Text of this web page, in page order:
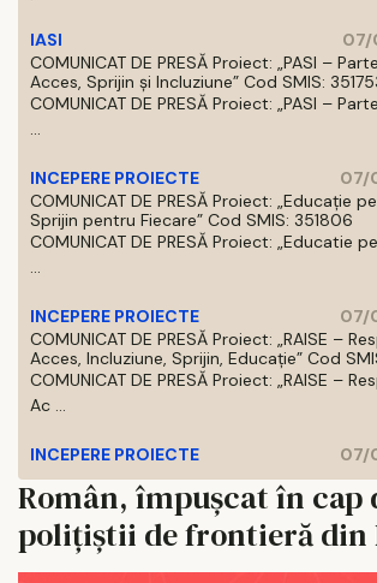
IASI
07/
COMUNICAT DE PRESĂ Proiect: „PASI –
Acces, Sprijin și Incluziune” Cod SMIS:
COMUNICAT DE PRESĂ Proiect: „PASI –
...
INCEPERE PROIECTE
07/
COMUNICAT DE PRESĂ Proiect: „Educație
Sprijin pentru Fiecare” Cod SMIS: 351806
COMUNICAT DE PRESĂ Proiect: „Educatie
...
INCEPERE PROIECTE
07/
COMUNICAT DE PRESĂ Proiect: „RAISE –
Acces, Incluziune, Sprijin, Educație” Cod
COMUNICAT DE PRESĂ Proiect: „RAISE –
Ac ...
INCEPERE PROIECTE 07/
Român, împușcat în cap
polițiștii de frontieră din